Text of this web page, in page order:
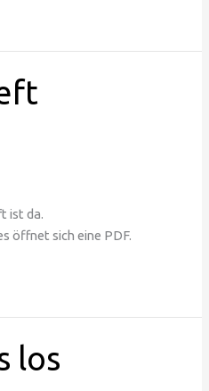
ist da.
öffnet sich eine PDF.
los